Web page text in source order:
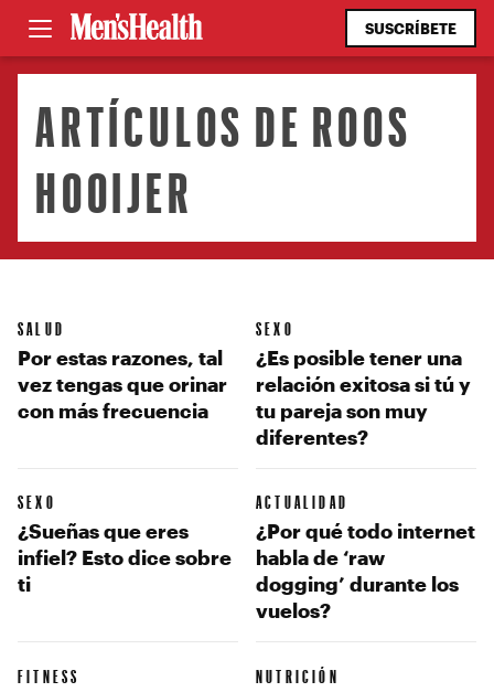
SUSCRÍBETE
ARTÍCULOS DE ROOS
HOOIJER
SALUD
Por estas razones, tal
vez tengas que orinar
con más frecuencia
SEXO
¿Es posible tener una
relación exitosa si tú y
tu pareja son muy
diferentes?
SEXO
¿Sueñas que eres
infiel? Esto dice sobre
ti
ACTUALIDAD
¿Por qué todo internet
habla de ‘raw
dogging’ durante los
vuelos?
FITNESS NUTRICIÓN